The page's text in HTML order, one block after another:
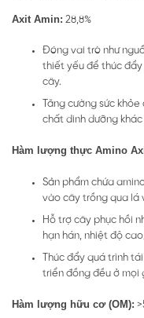
Axit Amin: 28,8%
Đóng vai trò như
thiết yếu để thúc
cây.
Tăng cường sức
chất dinh dưỡng
Hàm lượng thực Amino
Sản phẩm chứa
vào cây trồng qua lá
Hỗ trợ cây phục hồi
hạn hán, nhiệt độ
Thúc đẩy quá trình
triển đồng đều ở mọi
Hàm lượng hữu cơ (OM):